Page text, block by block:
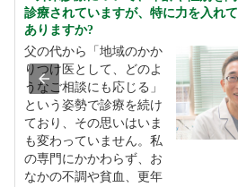
診療されていますが、特に力を入れ
ありますか?
父の代から「地域のかか
りつけ医として、どのよ
うなご相談にも応じる」
という姿勢で診療を続け
ており、その思いはいま
も変わっていません。私
の専門にかかわらず、お
なかの不調や貧血、更年